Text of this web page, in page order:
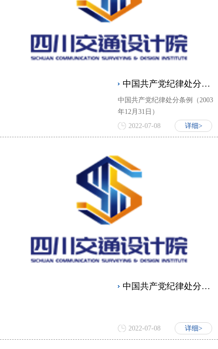
中国共产党纪律处分条例
中国共产党纪律处分条例（2003
年12月31日）
2022-07-08
详细>
中国共产党纪律处分条例
2022-07-08 详细>